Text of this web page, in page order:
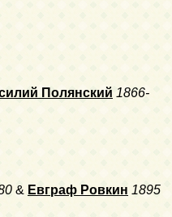
Полянский 1866-
& Евграф Ровкин 1895